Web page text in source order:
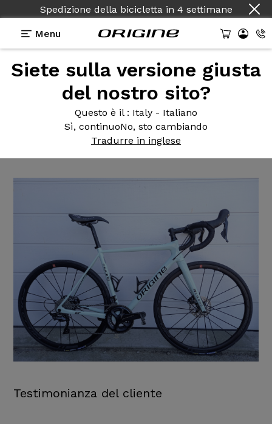
Spedizione della bicicletta in 4 settimane
Menu
Siete sulla versione giusta
del nostro sito?
Questo è il : Italy - Italiano
Sì, continuoNo, sto cambiando
Tradurre in inglese
Testimonianze >
Axxome II GT - Ultegra R8000 -
Axxome IIGT - Ultegra R8000
- Roues Racing Zero
Testimonianza del cliente